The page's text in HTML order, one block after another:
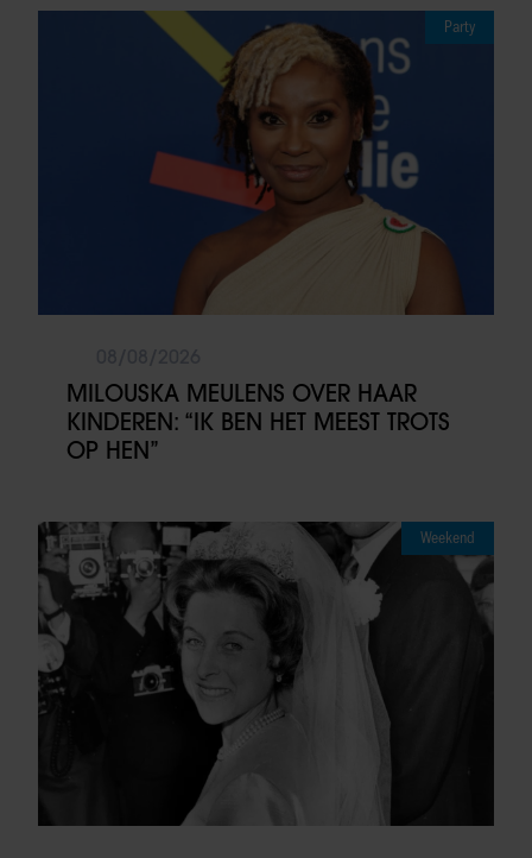
Party
MILOUSKA MEULENS OVER HAAR
KINDEREN: “IK BEN HET MEEST TROTS
OP HEN”
Weekend